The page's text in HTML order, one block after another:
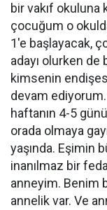
bir vakıf
çocuğum o
1'e başlayacak,
adayı olurken
kimsenin
devam
haftanın 4-5
orada olmaya
yaşında. Eşimin
inanılmaz bir
anneyim. Benim
annelik var. Ve